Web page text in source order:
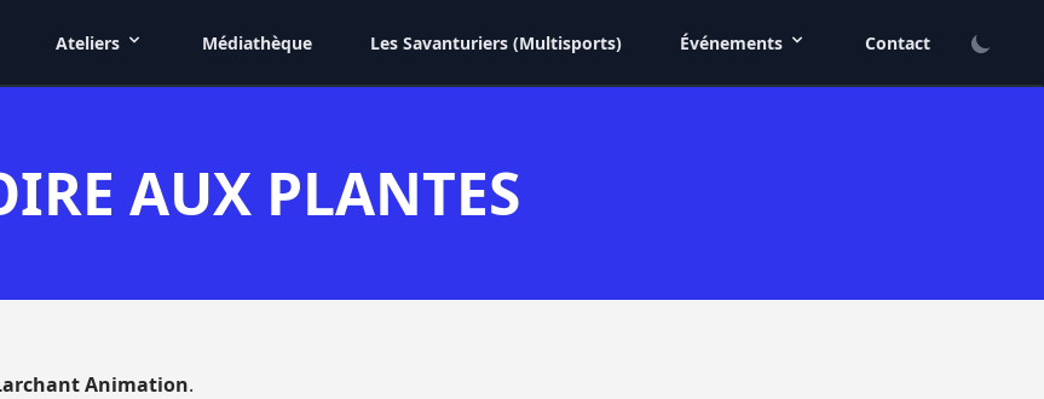
Ateliers Médiathèque Les Savanturiers (Multisports) Événements Contact
AUX PLANTES
Animation.